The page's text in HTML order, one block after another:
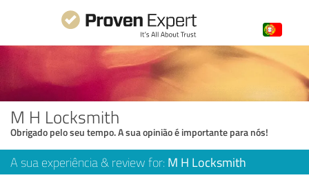
M H Locksmith
Obrigado pelo seu tempo. A sua opinião é importante para nós!
A sua experiência & review for: M H Locksmith